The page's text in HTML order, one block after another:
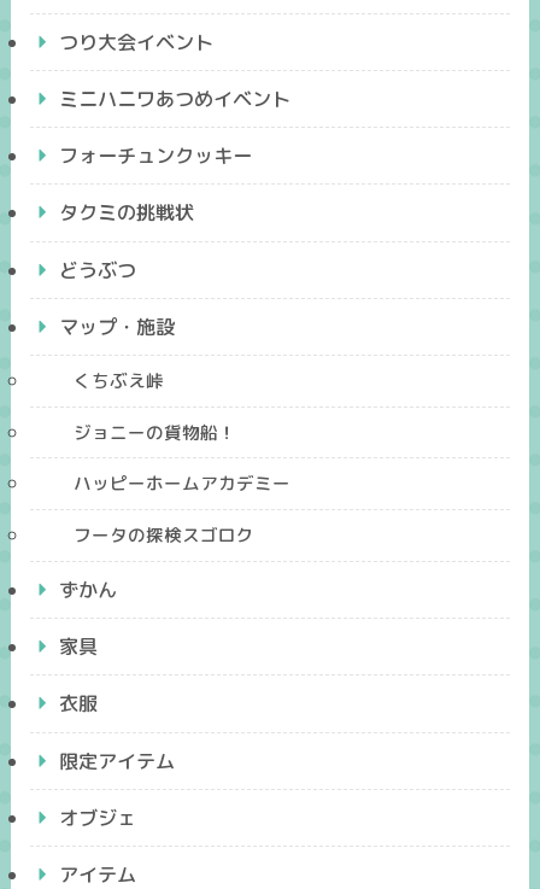
つり大会イベント
ミニハニワあつめイベント
フォーチュンクッキー
タクミの挑戦状
どうぶつ
マップ・施設
くちぶえ峠
ジョニーの貨物船！
ハッピーホームアカデミー
フータの探検スゴロク
ずかん
家具
衣服
限定アイテム
オブジェ
アイテム